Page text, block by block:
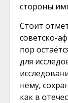
стороны
Стоит
советско-
пор
для
нему,
как в